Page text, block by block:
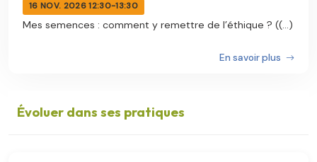
16 NOV. 2026 12:30-13:30
Mes semences : comment y remettre de l’éthique ? ((...)
En savoir plus
Évoluer dans ses pratiques